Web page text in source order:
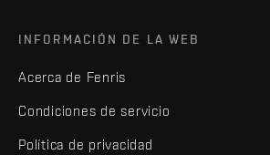
INFORMACIÓN DE LA WEB
Acerca de Fenris
Condiciones de servicio
Política de privacidad